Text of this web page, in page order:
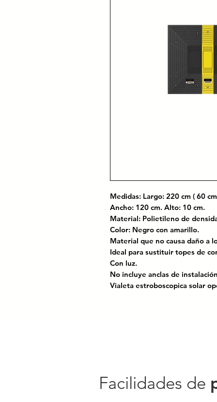
Medidas: Largo: 220 cm ( 60
Ancho: 120 cm. Alto: 10 cm.
Material: Polietileno de
Color: Negro con amarillo.
Material que no causa daño a
Ideal para sustituir topes de
Con luz.
No incluye anclas de
Vialeta estroboscopica solar
reduciendo la velocidad sin
Fabricado en polietileno de
Facilidades de